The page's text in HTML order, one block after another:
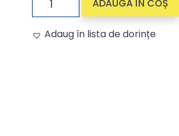
ADAUGĂ ÎN COȘ
Adaug în lista de dorințe